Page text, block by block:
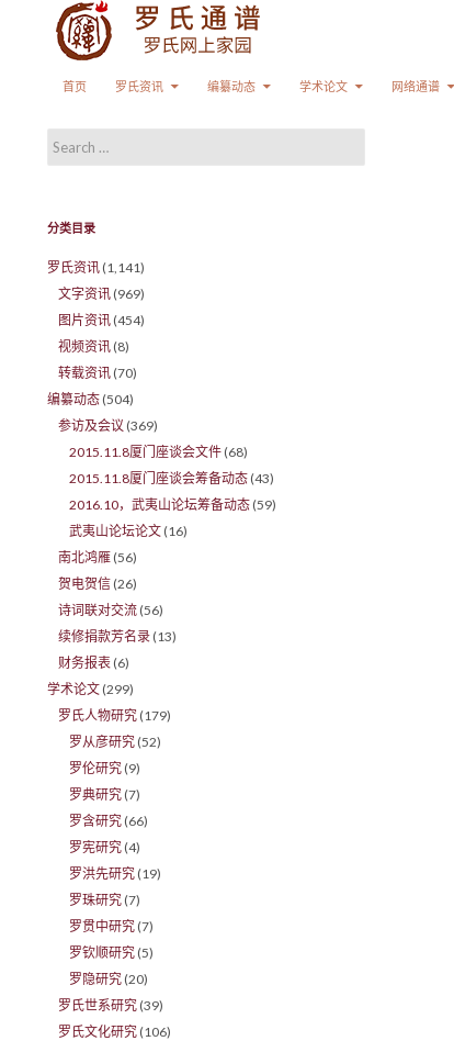
首页
罗氏资讯 编纂动态 学术论文 网络通谱
Search for:
分类目录
罗氏资讯 (1,141)
文字资讯 (969)
图片资讯 (454)
视频资讯 (8)
转载资讯 (70)
编纂动态 (504)
参访及会议 (369)
2015.11.8厦门座谈会文件 (68)
2015.11.8厦门座谈会筹备动态 (43)
2016.10，武夷山论坛筹备动态 (59)
武夷山论坛论文 (16)
南北鸿雁 (56)
贺电贺信 (26)
诗词联对交流 (56)
续修捐款芳名录 (13)
财务报表 (6)
学术论文 (299)
罗氏人物研究 (179)
罗从彦研究 (52)
罗伦研究 (9)
罗典研究 (7)
罗含研究 (66)
罗宪研究 (4)
罗洪先研究 (19)
罗珠研究 (7)
罗贯中研究 (7)
罗钦顺研究 (5)
罗隐研究 (20)
罗氏世系研究 (39)
罗氏文化研究 (106)